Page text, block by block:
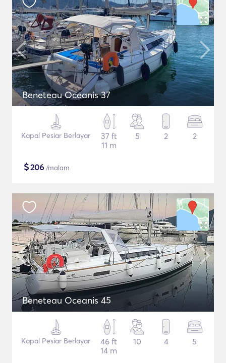
Beneteau Oceanis 37
Kapal Pesiar Berlayar
37 ft
11 m
5 2 2
$206 /malam
Beneteau Oceanis 45
Kapal Pesiar Berlayar
46 ft
14 m
10 4 5